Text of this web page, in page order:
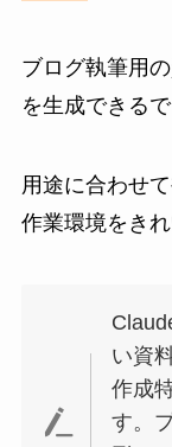
ブログ執筆用
を生成できるで
用途に合わせ
作業環境をき
い資
作成
す。